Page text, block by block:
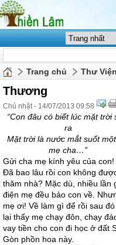
Trang chủ Thư Viện
Thương
Chủ nhật - 14/07/2013 09:58
“Con đâu có biết lúc mặt trời
ra
Mặt trời là nước mắt suốt
mẹ cha…”
Gửi cha mẹ kính yêu của con!
Đã bao lâu rồi con không
thăm nhà? Mặc dù, nhiều lần
điện mẹ đều bảo con về.
mẹ ơi! Về làm gì để rồi sau đó
lại thấy mẹ chạy đôn, chạy
vay tiền cho con đi học ở đất
Gòn phồn hoa này.